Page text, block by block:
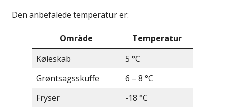
Den anbefalede temperatur er:
Område
Temperatur
Køleskab
5 °C
Grøntsagsskuffe
6 – 8 °C
Fryser
-18 °C